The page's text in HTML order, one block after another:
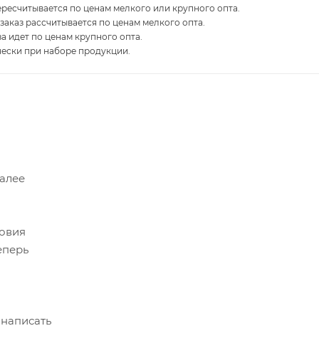
по ценам мелкого или крупного опта.
рассчитывается по ценам мелкого опта.
идет по ценам крупного опта.
при наборе продукции.